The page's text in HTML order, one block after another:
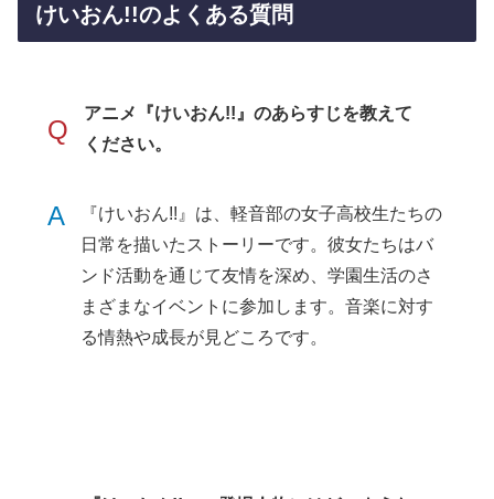
けいおん!!のよくある質問
Q
アニメ『けいおん!!』のあらすじを教えて
ください。
A
『けいおん!!』は、軽音部の女子高校生たちの
日常を描いたストーリーです。彼女たちはバ
ンド活動を通じて友情を深め、学園生活のさ
まざまなイベントに参加します。音楽に対す
る情熱や成長が見どころです。